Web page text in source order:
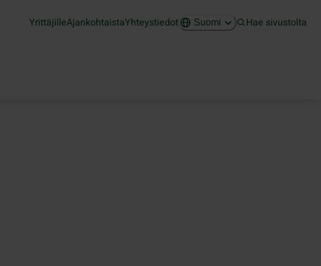
YrittäjilleAjankohtaistaYhteystiedot Suomi Hae sivustolta